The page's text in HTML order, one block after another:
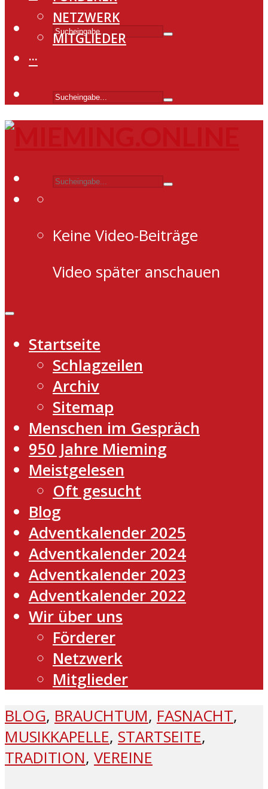
NETZWERK
MITGLIEDER
···
Keine Video-Beiträge
Video später anschauen
Startseite
Schlagzeilen
Archiv
Sitemap
Menschen im Gespräch
950 Jahre Mieming
Meistgelesen
Oft gesucht
Blog
Adventkalender 2025
Adventkalender 2024
Adventkalender 2023
Adventkalender 2022
Wir über uns
Förderer
Netzwerk
Mitglieder
BLOG, BRAUCHTUM, FASNACHT,
MUSIKKAPELLE, STARTSEITE,
TRADITION, VEREINE